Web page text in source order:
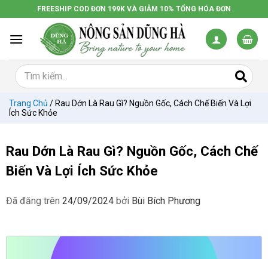
đến
dung
FREESHIP COD ĐƠN 199K VÀ GIẢM 10% TỔNG HÓA ĐƠN
Trang Chủ / Rau Dớn Là Rau Gì? Nguồn Gốc, Cách Chế Biến Và Lợi
Ích Sức Khỏe
Rau Dớn Là Rau Gì? Nguồn Gốc, Cách Chế
Biến Và Lợi Ích Sức Khỏe
Đã đăng trên 24/09/2024 bởi Bùi Bích Phương